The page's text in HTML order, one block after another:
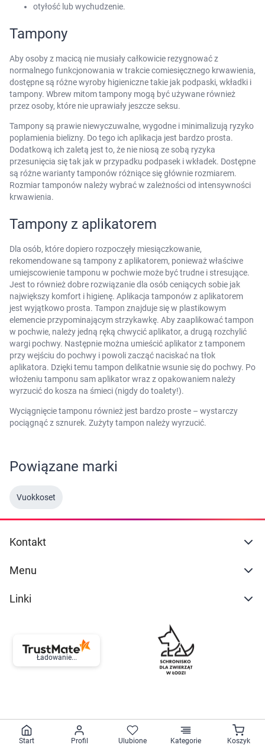
otyłość lub wychudzenie.
Tampony
Aby osoby z macicą nie musiały całkowicie rezygnować z
normalnego funkcjonowania w trakcie comiesięcznego krwawienia,
dostępne są różne wyroby higieniczne takie jak podpaski, wkładki i
tampony. Wbrew mitom tampony mogą być używane również
przez osoby, które nie uprawiały jeszcze seksu.
Tampony są prawie niewyczuwalne, wygodne i minimalizują ryzyko
poplamienia bielizny. Do tego ich aplikacja jest bardzo prosta.
Dodatkową ich zaletą jest to, że nie niosą ze sobą ryzyka
przesunięcia się tak jak w przypadku podpasek i wkładek. Dostępne
są różne warianty tamponów różniące się głównie rozmiarem.
Rozmiar tamponów należy wybrać w zależności od intensywności
krwawienia.
Tampony z aplikatorem
Dla osób, które dopiero rozpoczęły miesiączkowanie,
rekomendowane są tampony z aplikatorem, ponieważ właściwe
umiejscowienie tamponu w pochwie może być trudne i stresujące.
Jest to również dobre rozwiązanie dla osób ceniących sobie jak
największy komfort i higienę. Aplikacja tamponów z aplikatorem
jest wyjątkowo prosta. Tampon znajduje się w plastikowym
elemencie przypominającym strzykawkę. Aby zaaplikować tampon
w pochwie, należy jedną ręką chwycić aplikator, a drugą rozchylić
wargi pochwy. Następnie można umieścić aplikator z tamponem
przy wejściu do pochwy i powoli zacząć naciskać na tłok
aplikatora. Dzięki temu tampon delikatnie wsunie się do pochwy. Po
włożeniu tamponu sam aplikator wraz z opakowaniem należy
wyrzucić do kosza na śmieci (nigdy do toalety!).
Wyciągnięcie tamponu również jest bardzo proste – wystarczy
pociągnąć z sznurek. Zużyty tampon należy wyrzucić.
Powiązane marki
Vuokkoset
Kontakt
Menu
Linki
Ładowanie...
Start Profil Ulubione Kategorie Koszyk